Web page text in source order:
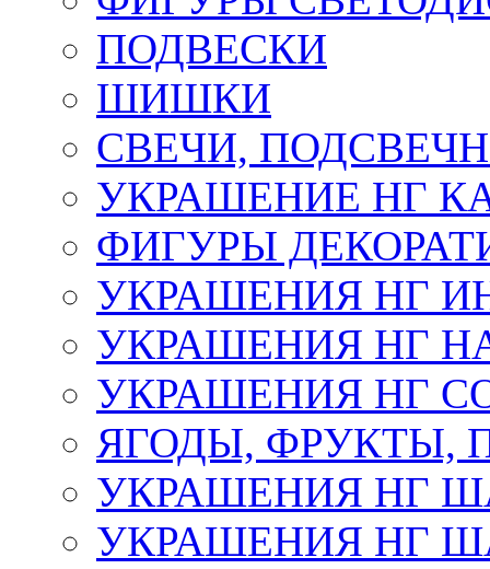
ПОДВЕСКИ
ШИШКИ
СВЕЧИ,
УКРАШЕНИЕ НГ
ФИГУРЫ
УКРАШЕНИЯ НГ
УКРАШЕНИЯ НГ
УКРАШЕНИЯ НГ
ЯГОДЫ, ФРУКТЫ,
УКРАШЕНИЯ НГ
УКРАШЕНИЯ НГ